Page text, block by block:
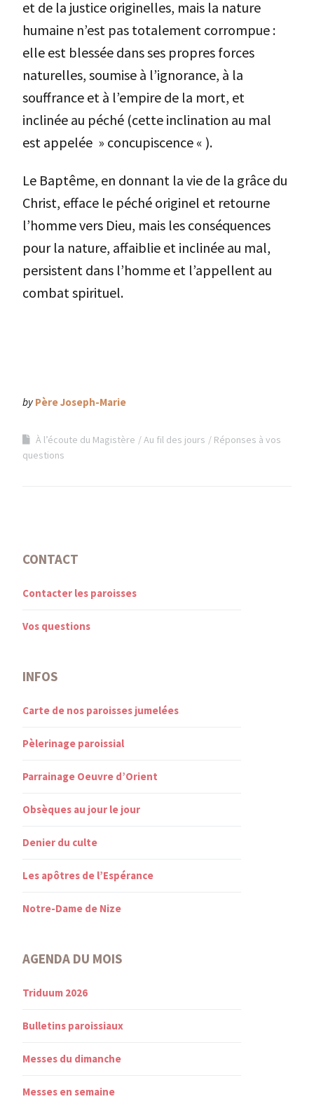
et de la justice originelles, mais la nature
humaine n’est pas totalement corrompue :
elle est blessée dans ses propres forces
naturelles, soumise à l’ignorance, à la
souffrance et à l’empire de la mort, et
inclinée au péché (cette inclination au mal
est appelée » concupiscence « ).
Le Baptême, en donnant la vie de la grâce du
Christ, efface le péché originel et retourne
l’homme vers Dieu, mais les conséquences
pour la nature, affaiblie et inclinée au mal,
persistent dans l’homme et l’appellent au
combat spirituel.
by Père Joseph-Marie
À l’écoute du Magistère Au fil des jours
Réponses à vos
questions
CONTACT
Contacter les paroisses
Vos questions
INFOS
Carte de nos paroisses jumelées
Pèlerinage paroissial
Parrainage Oeuvre d’Orient
Obsèques au jour le jour
Denier du culte
Les apôtres de l’Espérance
Notre-Dame de Nize
AGENDA DU MOIS
Triduum 2026
Bulletins paroissiaux
Messes du dimanche
Messes en semaine